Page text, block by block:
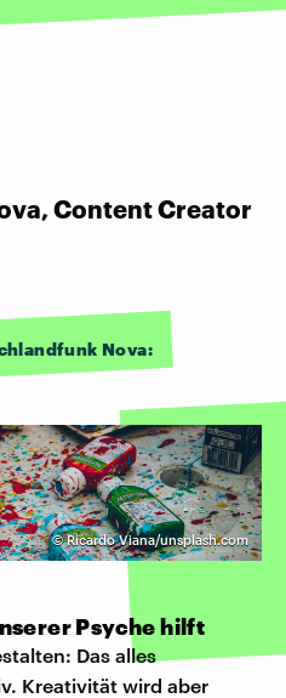
Content Creator
Nova:
©Ricardo Viana/unsplash.com
Psyche hilft
Das alles
Kreativität wird aber